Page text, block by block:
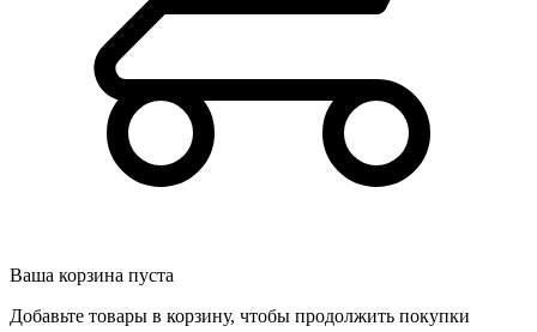
Ваша корзина пуста
Добавьте товары в корзину, чтобы продолжить покупки